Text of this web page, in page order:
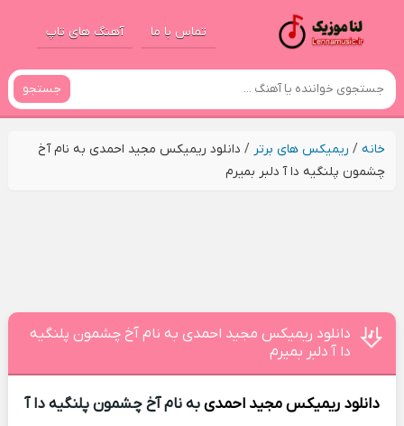
تماس با ما آهنگ های تاپ
جستجو
خانه/ ریمیکس های برتر / دانلود ریمیکس مجید احمدی به نام آخ
چشمون پلنگیه دا آ دلبر بمیرم
دانلود ریمیکس مجید احمدی به نام آخ چشمون پلنگیه
دا آ دلبر بمیرم
دانلود ریمیکس مجید احمدیبه نام آخ چشمون پلنگیه دا آ